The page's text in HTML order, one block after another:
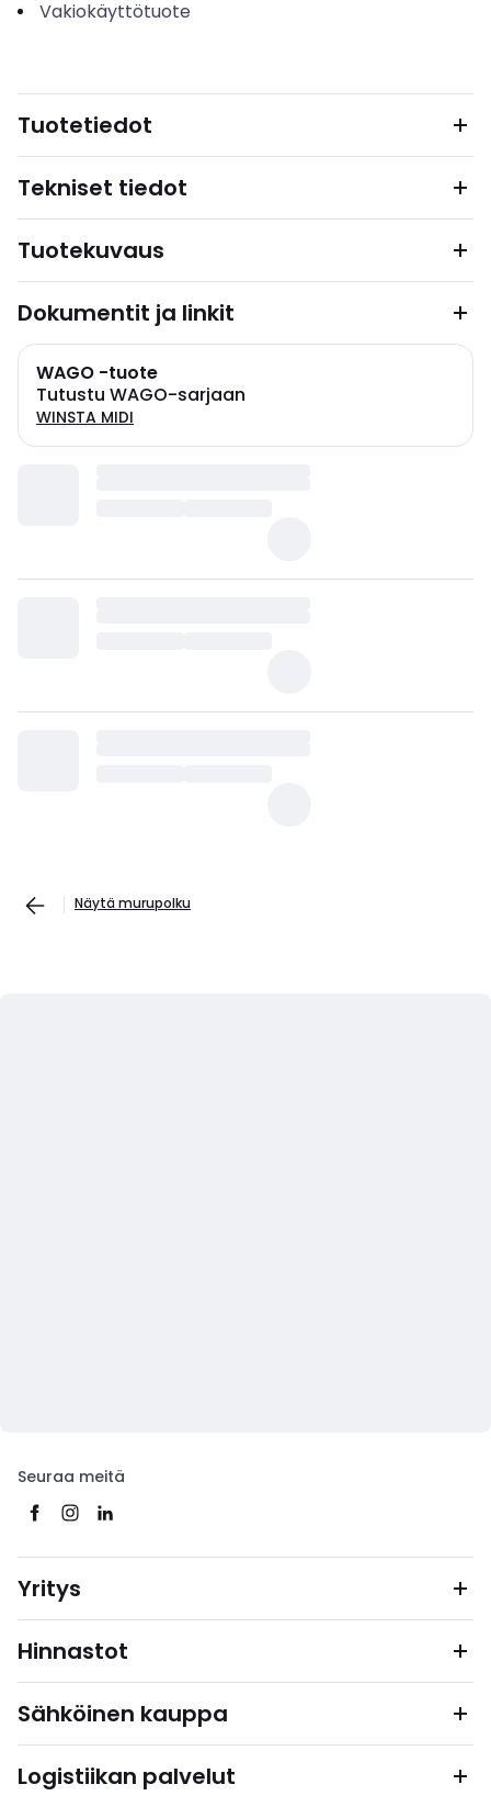
Vakiokäyttötuote
Tuotetiedot
Tekniset tiedot
Tuotekuvaus
Dokumentit ja linkit
WAGO -tuote
Tutustu WAGO-sarjaan
WINSTA MIDI
Näytä murupolku
Seuraa meitä
Yritys
Hinnastot
Sähköinen kauppa
Logistiikan palvelut